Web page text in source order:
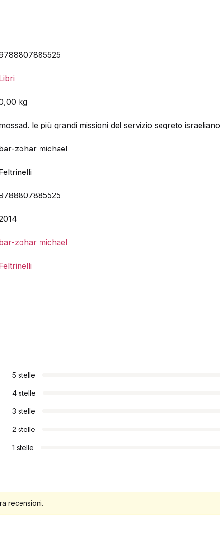
Libri
kg
mossad. le più grandi missioni del servizio segreto israeliano
bar-zohar michael
Feltrinelli
bar-zohar michael
Feltrinelli
5 stelle
4 stelle
3 stelle
2 stelle
1 stelle
recensioni.